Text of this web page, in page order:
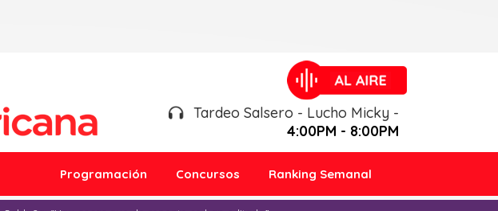
Tardeo Salsero - Lucho Micky -
4:00PM - 8:00PM
Programación Concursos Ranking Semanal